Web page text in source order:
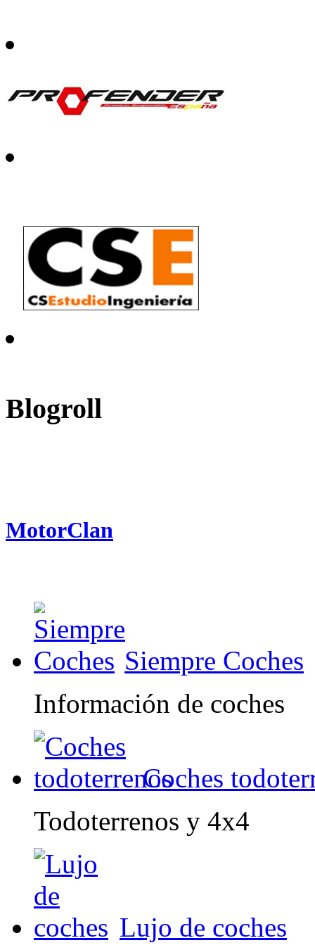
Blogroll
MotorClan
Siempre Coches
Información de coches
Coches
Todoterrenos y 4x4
Lujo de coches